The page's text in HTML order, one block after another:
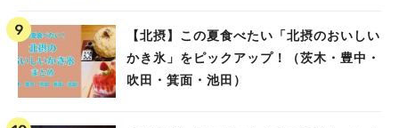
【北摂】この夏食べたい「北摂のおいしい
かき氷」をピックアップ！（茨木・豊中・
吹田・箕面・池田）